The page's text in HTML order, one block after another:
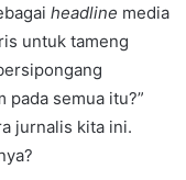
headline media
untuk tameng
pada semua itu?”
jurnalis kita ini.